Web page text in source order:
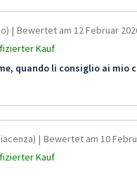
| Bewertet am 12 Februar
Kauf
quando li consiglio ai mio
| Bewertet am 10
Kauf